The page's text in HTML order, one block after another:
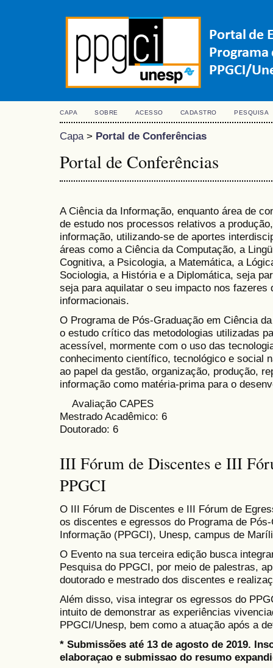
CAPA SOBRE ACESSO CADASTRO PESQUISA
Capa> Portal de Conferências
Portal de Conferências
A Ciência da Informação, enquanto área de
de estudo nos processos relativos a
informação, utilizando-se de aportes
áreas como a Ciência da Computação, a
Cognitiva, a Psicologia, a Matemática, a
Sociologia, a História e a Diplomática, seja
seja para aquilatar o seu impacto nos fazeres
informacionais.
O Programa de Pós-Graduação em Ciência
o estudo crítico das metodologias utilizadas
acessível, mormente com o uso das
conhecimento científico, tecnológico e social
ao papel da gestão, organização, produção,
informação como matéria-prima para o
Avaliação CAPES
Mestrado Acadêmico: 6
Doutorado: 6
III Fórum de Discentes e III
PPGCI
O III Fórum de Discentes e III Fórum de
os discentes e egressos do Programa de
Informação (PPGCI), Unesp, campus de
O Evento na sua terceira edição busca
Pesquisa do PPGCI, por meio de palestras,
doutorado e mestrado dos discentes e
Além disso, visa integrar os egressos do
intuito de demonstrar as experiências
PPGCI/Unesp, bem como a atuação após a
* Submissões até 13 de agosto de 2019.
elaboraçao e submissao do resumo